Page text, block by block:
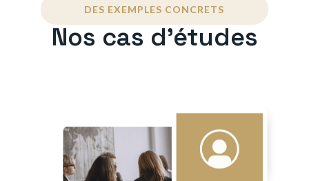
DES EXEMPLES CONCRETS
Nos cas d'études